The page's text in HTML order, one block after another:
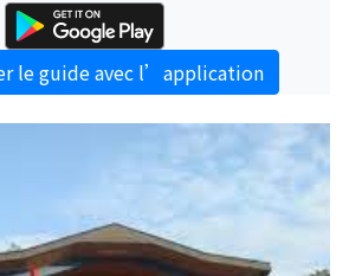
le guide avec l’application